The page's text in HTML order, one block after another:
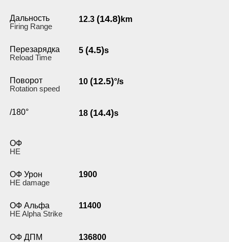
Дальность
Firing Range
12.3 (14.8) km
Перезарядка
Reload Time
5 (4.5)s
Поворот
Rotation speed
10 (12.5)°/s
/180° 18 (14.4)s
ОФ
HE
ОФ Урон
HE damage
1900
ОФ Альфа
HE Alpha Strike
11400
ОФ ДПМ
136800